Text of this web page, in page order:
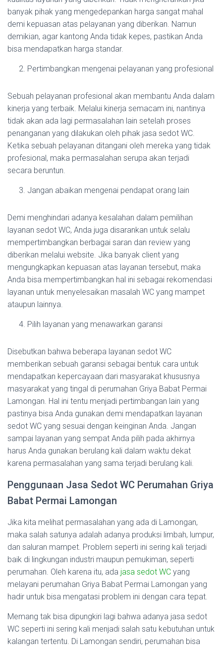
banyak pihak yang mengedepankan harga sangat mahal
demi kepuasan atas pelayanan yang diberikan. Namun
demikian, agar kantong Anda tidak kepes, pastikan Anda
bisa mendapatkan harga standar.
Pertimbangkan mengenai pelayanan yang profesional
Sebuah pelayanan profesional akan membantu Anda dalam
kinerja yang terbaik. Melalui kinerja semacam ini, nantinya
tidak akan ada lagi permasalahan lain setelah proses
penanganan yang dilakukan oleh pihak jasa sedot WC.
Ketika sebuah pelayanan ditangani oleh mereka yang tidak
profesional, maka permasalahan serupa akan terjadi
secara beruntun.
Jangan abaikan mengenai pendapat orang lain
Demi menghindari adanya kesalahan dalam pemilihan
layanan sedot WC, Anda juga disarankan untuk selalu
mempertimbangkan berbagai saran dan review yang
diberikan melalui website. Jika banyak client yang
mengungkapkan kepuasan atas layanan tersebut, maka
Anda bisa mempertimbangkan hal ini sebagai rekomendasi
layanan untuk menyelesaikan masalah WC yang mampet
ataupun lainnya.
Pilih layanan yang menawarkan garansi
Disebutkan bahwa beberapa layanan sedot WC
memberikan sebuah garansi sebagai bentuk cara untuk
mendapatkan kepercayaan dari masyarakat khususnya
masyarakat yang tingal di perumahan Griya Babat Permai
Lamongan. Hal ini tentu menjadi pertimbangan lain yang
pastinya bisa Anda gunakan demi mendapatkan layanan
sedot WC yang sesuai dengan keinginan Anda. Jangan
sampai layanan yang sempat Anda pilih pada akhirnya
harus Anda gunakan berulang kali dalam waktu dekat
karena permasalahan yang sama terjadi berulang kali.
Penggunaan Jasa Sedot WC Perumahan Griya
Babat Permai Lamongan
Jika kita melihat permasalahan yang ada di Lamongan,
maka salah satunya adalah adanya produksi limbah, lumpur,
dan saluran mampet. Problem seperti ini sering kali terjadi
baik di lingkungan industri maupun pemukiman, seperti
perumahan. Oleh karena itu, ada jasa sedot WC yang
melayani perumahan Griya Babat Permai Lamongan yang
hadir untuk bisa mengatasi problem ini dengan cara tepat.
Memang tak bisa dipungkiri lagi bahwa adanya jasa sedot
WC seperti ini sering kali menjadi salah satu kebutuhan untuk
kalangan tertentu. Di Lamongan sendiri, perumahan bisa